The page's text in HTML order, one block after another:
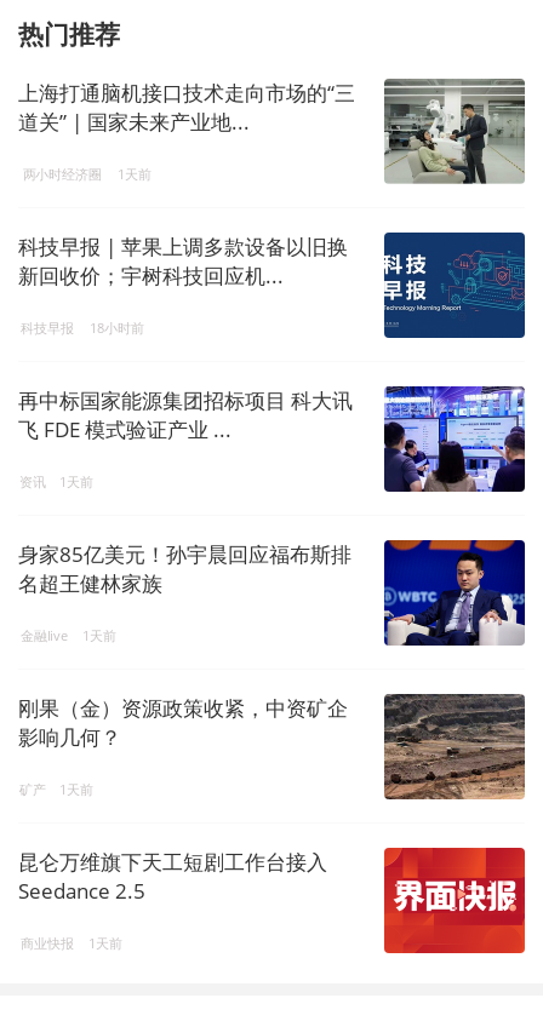
热门推荐
上海打通脑机接口技术走向市场的“三
道关” | 国家未来产业地...
两小时经济圈 1天前
科技早报 | 苹果上调多款设备以旧换
新回收价；宇树科技回应机...
科技早报 18小时前
再中标国家能源集团招标项目 科大讯
飞 FDE 模式验证产业 ...
资讯 1天前
身家85亿美元！孙宇晨回应福布斯排
名超王健林家族
金融live 1天前
刚果（金）资源政策收紧，中资矿企
影响几何？
矿产 1天前
昆仑万维旗下天工短剧工作台接入
Seedance 2.5
商业快报 1天前